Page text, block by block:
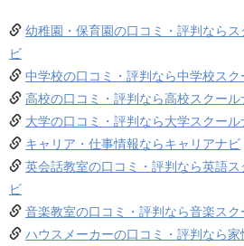
幼稚園・保育園の口コミ・評判ならス
ビ
中学校の口コミ・評判なら中学校スク
高校の口コミ・評判なら高校スクール
大学の口コミ・評判なら大学スクール
キャリア・仕事情報ならキャリアナビ
英会話教室の口コミ・評判なら英語ス
ビ
音楽教室の口コミ・評判なら音楽スク
ハウスメーカーの口コミ・評判なら家